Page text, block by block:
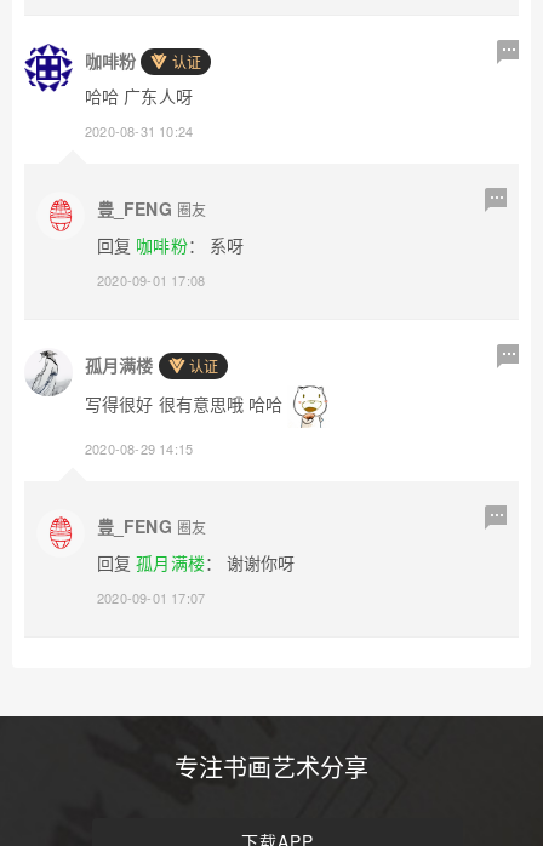
咖啡粉 认证
哈哈 广东人呀
2020-08-31 10:24
豊_FENG 圈友
回复 咖啡粉： 系呀
2020-09-01 17:08
孤月满楼 认证
写得很好 很有意思哦 哈哈
2020-08-29 14:15
豊_FENG 圈友
回复孤月满楼： 谢谢你呀
2020-09-01 17:07
专注书画艺术分享